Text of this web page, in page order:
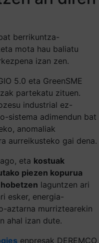
berrikuntza-
mota hau baliatu
izan zen.
5.0 eta GreenSME
partekatu zituen.
industrial ez-
sistema adimendun bat
anomaliak
aurreikusteko gai dena.
eta kostuak
piezen kopurua
laguntzen ari
esker, energia-
aztarna murriztearekin
ahal izan dute.
enpresak DEREMCO